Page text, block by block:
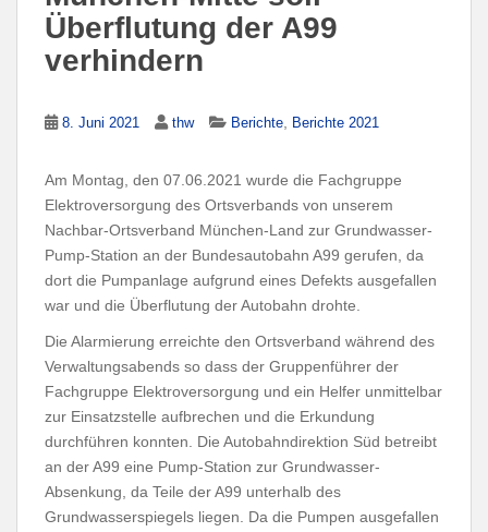
Überflutung der A99
verhindern
8. Juni 2021 thw Berichte Berichte 2021
Am Montag, den 07.06.2021 wurde die Fachgruppe
Elektroversorgung des Ortsverbands von unserem
Nachbar-Ortsverband München-Land zur Grundwasser-
Pump-Station an der Bundesautobahn A99 gerufen, da
dort die Pumpanlage aufgrund eines Defekts ausgefallen
war und die Überflutung der Autobahn drohte.
Die Alarmierung erreichte den Ortsverband während des
Verwaltungsabends so dass der Gruppenführer der
Fachgruppe Elektroversorgung und ein Helfer unmittelbar
zur Einsatzstelle aufbrechen und die Erkundung
durchführen konnten. Die Autobahndirektion Süd betreibt
an der A99 eine Pump-Station zur Grundwasser-
Absenkung, da Teile der A99 unterhalb des
Grundwasserspiegels liegen. Da die Pumpen ausgefallen